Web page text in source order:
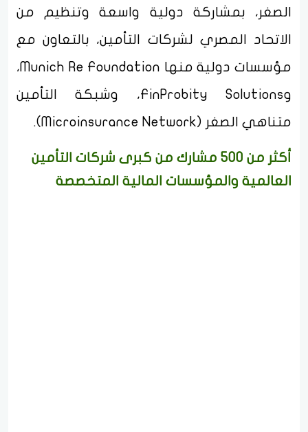
الصغر، بمشاركة دولية واسعة وتنظيم من
الاتحاد المصري لشركات التأمين، بالتعاون مع
مؤسسات دولية منها Munich Re Foundation،
وFinProbity Solutions، وشبكة التأمين
متناهي الصغر (Microinsurance Network).
أكثر من 500 مشارك من كبرى شركات التأمين
العالمية والمؤسسات المالية المتخصصة